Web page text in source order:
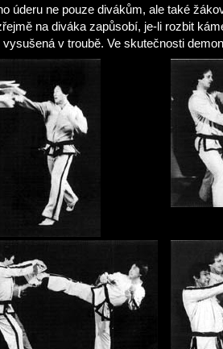
úderu ne pouze divákům, ale také
na diváka zapůsobí, je-li rozbit
vysušená v troubě. Ve skutečnosti